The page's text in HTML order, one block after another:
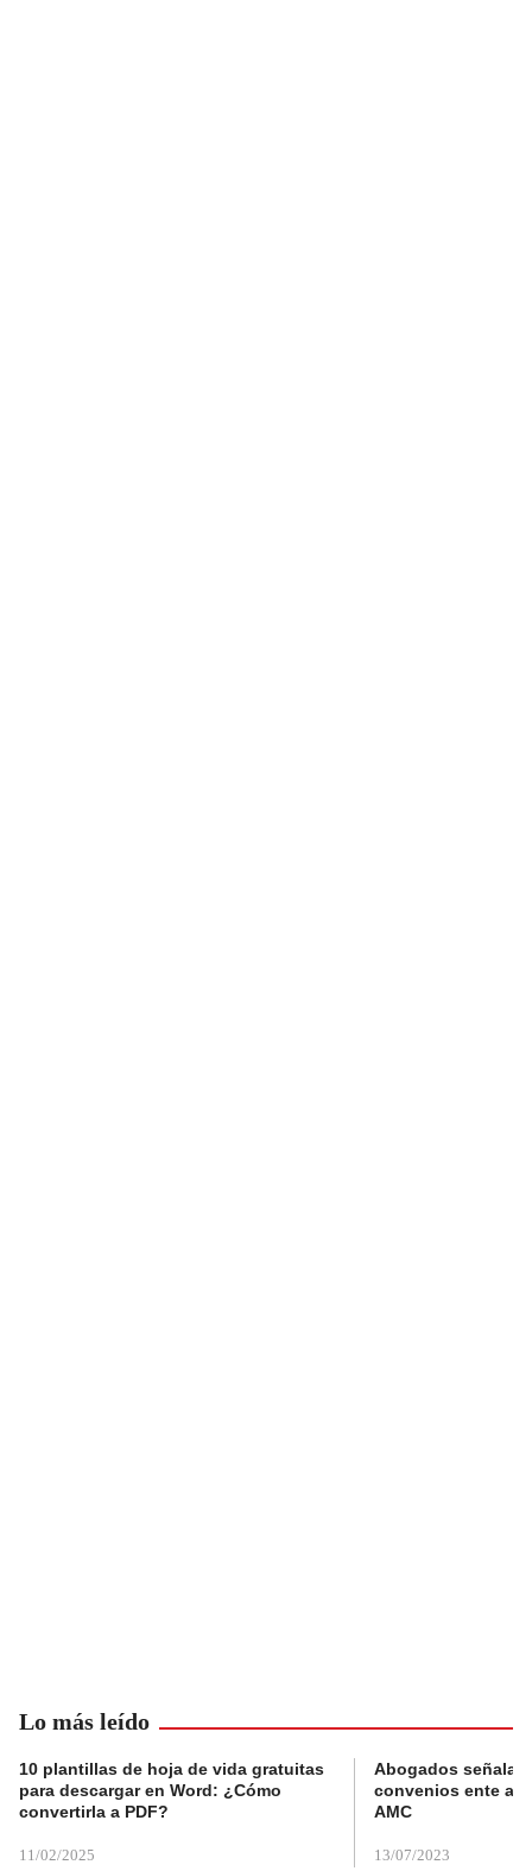
Lo más leído
10 plantillas de hoja de vida gratuitas
para descargar en Word: ¿Cómo
convertirla a PDF?
11/02/2025
Abogados
convenios ente
AMC
13/07/2023